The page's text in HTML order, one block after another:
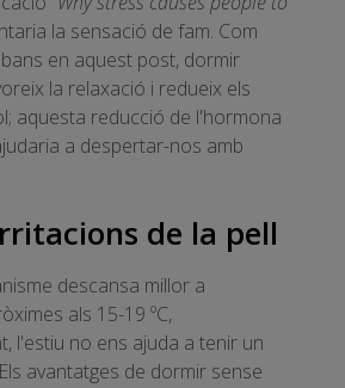
la sensació de fam. Com
en aquest post, dormir
la relaxació i redueix els
aquesta reducció de l'hormona
a despertar-nos amb
de la pell
descansa millor a
als 15-19 ºC,
l'estiu no ens ajuda a tenir un
avantatges de dormir sense